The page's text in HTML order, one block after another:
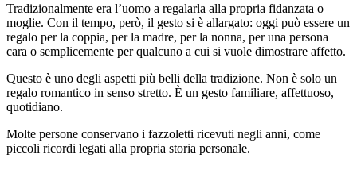
Tradizionalmente era l’uomo a regalarla alla propria fidanzata o
moglie. Con il tempo, però, il gesto si è allargato: oggi può essere un
regalo per la coppia, per la madre, per la nonna, per una persona
cara o semplicemente per qualcuno a cui si vuole dimostrare affetto.
Questo è uno degli aspetti più belli della tradizione. Non è solo un
regalo romantico in senso stretto. È un gesto familiare, affettuoso,
quotidiano.
Molte persone conservano i fazzoletti ricevuti negli anni, come
piccoli ricordi legati alla propria storia personale.